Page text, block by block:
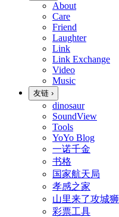
About
Care
Friend
Laughter
Link
Link Exchange
Video
Music
友链 ›
dinosaur
SoundView
Tools
YoYo Blog
一诺千金
书格
国家航天局
孝感之家
山里来了攻城狮
彩票工具